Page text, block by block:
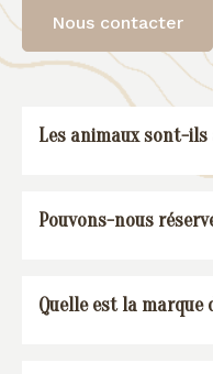
Nous contacter
Les animaux sont-ils
Tous nos gîtes
l’exception de la
Pouvons-nous
pourrez réserver
Quelle est la marque